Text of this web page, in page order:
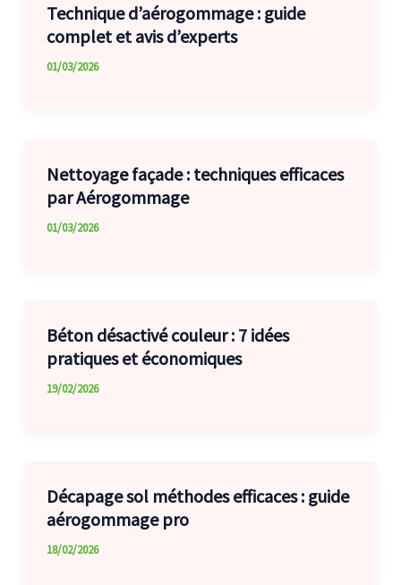
Technique d’aérogommage : guide
complet et avis d’experts
01/03/2026
Nettoyage façade : techniques efficaces
par Aérogommage
01/03/2026
Béton désactivé couleur : 7 idées
pratiques et économiques
19/02/2026
Décapage sol méthodes efficaces : guide
aérogommage pro
18/02/2026